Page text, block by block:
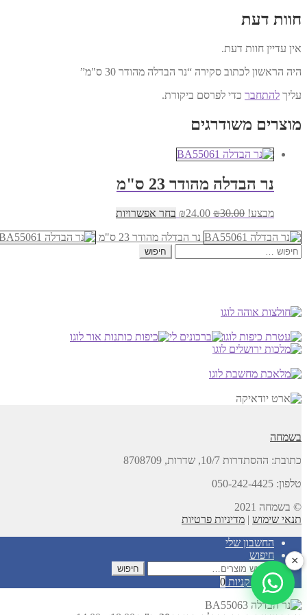
חוות דעת
אין עדיין חוות דעת.
היה הראשון לכתוב סקירה “נר הבדלה מהודר 30 ס"מ”
עליך להתחבר כדי לפרסם ביקורת.
מוצרים משודרגים
נר הבדלה מהודר 23 ס"מ
מבצע! ₪30.00
המחיר
היה:
₪24.00
המחיר
הוא:
₪24.00.
בחר אפשרויות
יש
המוצר
נר הבדלה מהודר 23 ס"מ
חיפוש:
בשמחה
כתובת: ההסתדרות 10/7, שדרות,
8708709
טלפון: 050-242-4425
© בשמחה 2021
תנאי שימוש | מדיניות פרטיות
החשבון שלי
חיפוש
חיפוש
עבור:
חיפוש
עגלת קניות 0
×